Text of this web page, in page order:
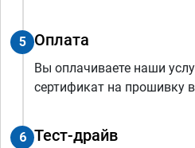
5 Оплата
Вы оплачиваете наши
сертификат на прошивку
6 Тест-драйв